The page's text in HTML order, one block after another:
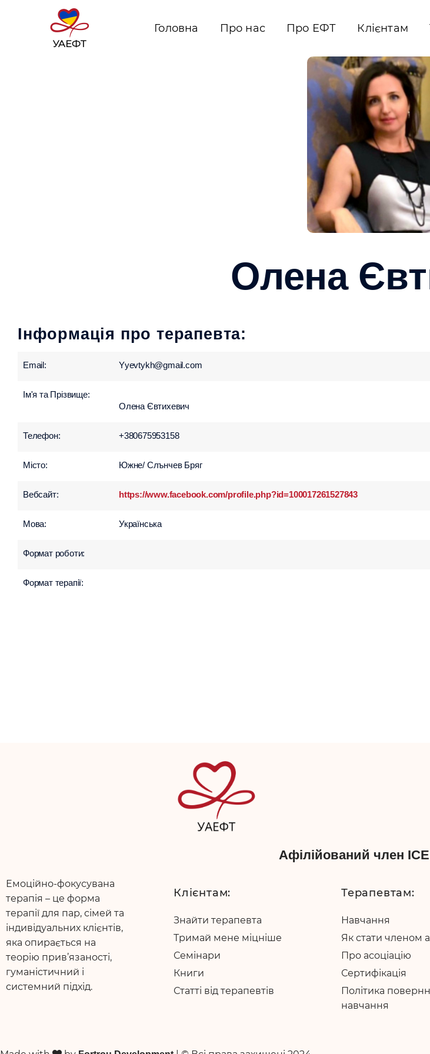
Головна Про нас Про ЕФТ Клієнтам
Олена
Інформація про терапевта:
Email: Yyevtykh@gmail.com
Ім'я та Прізвище:
Олена Євтихевич
Телефон: +380675953158
Місто: Южне/ Слънчев Бряг
Вебсайт: https://www.facebook.com/profile.php?id=100017261527843
Мова: Українська
Формат роботи:
Формат терапії:
Афілійований член
Емоційно-фокусувана
терапія – це форма
терапії для пар, сімей та
індивідуальних клієнтів,
яка опирається на
теорію прив’язаності,
гуманістичний і
системний підхід.
Клієнтам:
Знайти терапевта
Тримай мене міцніше
Семінари
Книги
Статті від терапевтів
Терапевтам:
Навчання
Як стати членом
Про асоціацію
Сертифікація
Політика
навчання